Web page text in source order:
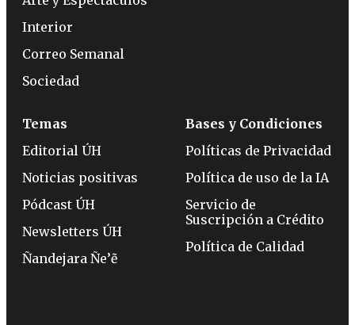
Interior
Correo Semanal
Sociedad
Temas
Editorial ÚH
Noticias positivas
Pódcast ÚH
Newsletters ÚH
Ñandejara Ñe’ẽ
Bases y Condiciones
Políticas de Privacidad
Política de uso de la IA
Servicio de
Suscripción a Crédito
Política de Calidad